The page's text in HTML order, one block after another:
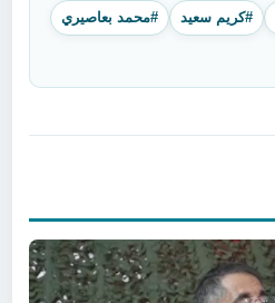
#كريم سعيد #محمد بعاصيري